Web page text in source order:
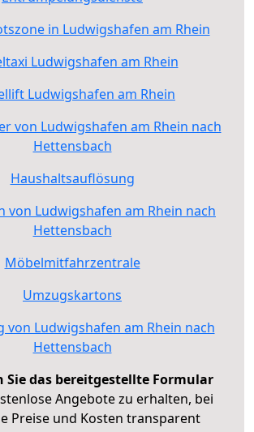
in Ludwigshafen am Rhein
Ludwigshafen am Rhein
Ludwigshafen am Rhein
von Ludwigshafen am Rhein nach
Hettensbach
Haushaltsauflösung
von Ludwigshafen am Rhein nach
Hettensbach
Möbelmitfahrzentrale
Umzugskartons
von Ludwigshafen am Rhein nach
Hettensbach
Sie das bereitgestellte Formular
Angebote zu erhalten, bei
Preise und Kosten transparent